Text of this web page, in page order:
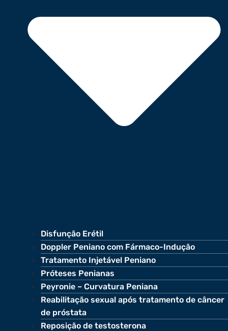
Disfunção Erétil
Doppler Peniano com Fármaco-Indução
Tratamento Injetável Peniano
Próteses Penianas
Peyronie – Curvatura Peniana
Reabilitação sexual após tratamento de câncer
de próstata
Reposição de testosterona